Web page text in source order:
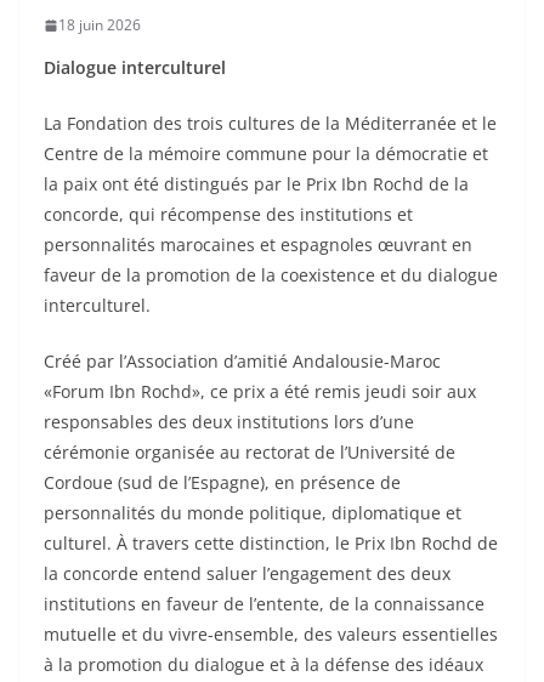
18 juin 2026
Dialogue interculturel
La Fondation des trois cultures de la Méditerranée et le
Centre de la mémoire commune pour la démocratie et
la paix ont été distingués par le Prix Ibn Rochd de la
concorde, qui récompense des institutions et
personnalités marocaines et espagnoles œuvrant en
faveur de la promotion de la coexistence et du dialogue
interculturel.
Créé par l’Association d’amitié Andalousie-Maroc
«Forum Ibn Rochd», ce prix a été remis jeudi soir aux
responsables des deux institutions lors d’une
cérémonie organisée au rectorat de l’Université de
Cordoue (sud de l’Espagne), en présence de
personnalités du monde politique, diplomatique et
culturel. À travers cette distinction, le Prix Ibn Rochd de
la concorde entend saluer l’engagement des deux
institutions en faveur de l’entente, de la connaissance
mutuelle et du vivre-ensemble, des valeurs essentielles
à la promotion du dialogue et à la défense des idéaux